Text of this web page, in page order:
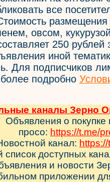
все
овсом,
250 рублей
иной
Для подписчиков
подробно
каналы Зерно
Объявления о
просо: https://t.me/
канал:
список доступных
и новости
приложении